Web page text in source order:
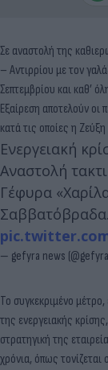
Σε αναστολή της
– Αντιρρίου με τον
Σεπτεμβρίου και καθ’
Εξαίρεση αποτελούν οι
κατά τις οποίες η
Ενεργειακή
Αναστολή
Γέφυρα
Σαββατόβραδα.
— gefyra news
Το συγκεκριμένο
της ενεργειακής
στρατηγική της
χρόνια, όπως τονίζεται